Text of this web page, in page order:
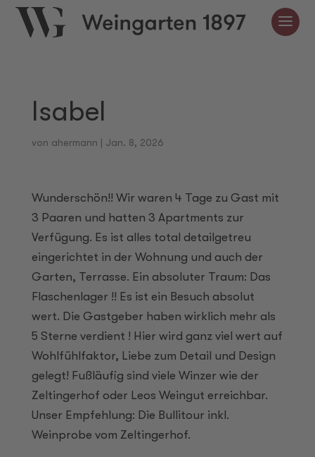
Isabel
von ahermann Jan. 8, 2026
Wunderschön!! Wir waren 4 Tage zu Gast mit
3 Paaren und hatten 3 Apartments zur
Verfügung. Es ist alles total detailgetreu
eingerichtet in der Wohnung und auch der
Garten, Terrasse. Ein absoluter Traum: Das
Flaschenlager !! Es ist ein Besuch absolut
wert. Die Gastgeber haben wirklich mehr als
5 Sterne verdient ! Hier wird ganz viel wert auf
Wohlfühlfaktor, Liebe zum Detail und Design
gelegt! Fußläufig sind viele Winzer wie der
Zeltingerhof oder Leos Weingut erreichbar.
Unser Empfehlung: Die Bullitour inkl.
Weinprobe vom Zeltingerhof.